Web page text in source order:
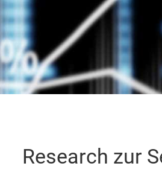
Research zur